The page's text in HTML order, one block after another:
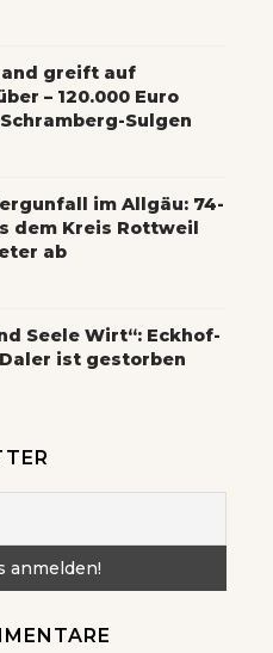
greift auf
– 120.000 Euro
Sulgen
im Allgäu: 74-
dem Kreis Rottweil
ab
Seele Wirt“: Eckhof-
ist gestorben